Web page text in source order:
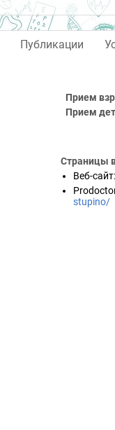
Публикации
Прием
Прием
Страницы
Веб-сайт:
stupino/